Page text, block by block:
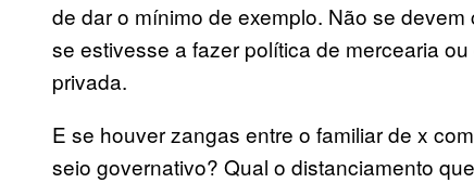
de dar o mínimo de exemplo. Não se
se estivesse a fazer política de mercearia
privada.
E se houver zangas entre o familiar de x
seio governativo? Qual o distanciamento